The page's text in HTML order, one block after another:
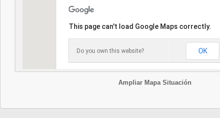
This page can't load Google Maps correctly.
Do you own this website? OK
Ampliar Mapa Situación